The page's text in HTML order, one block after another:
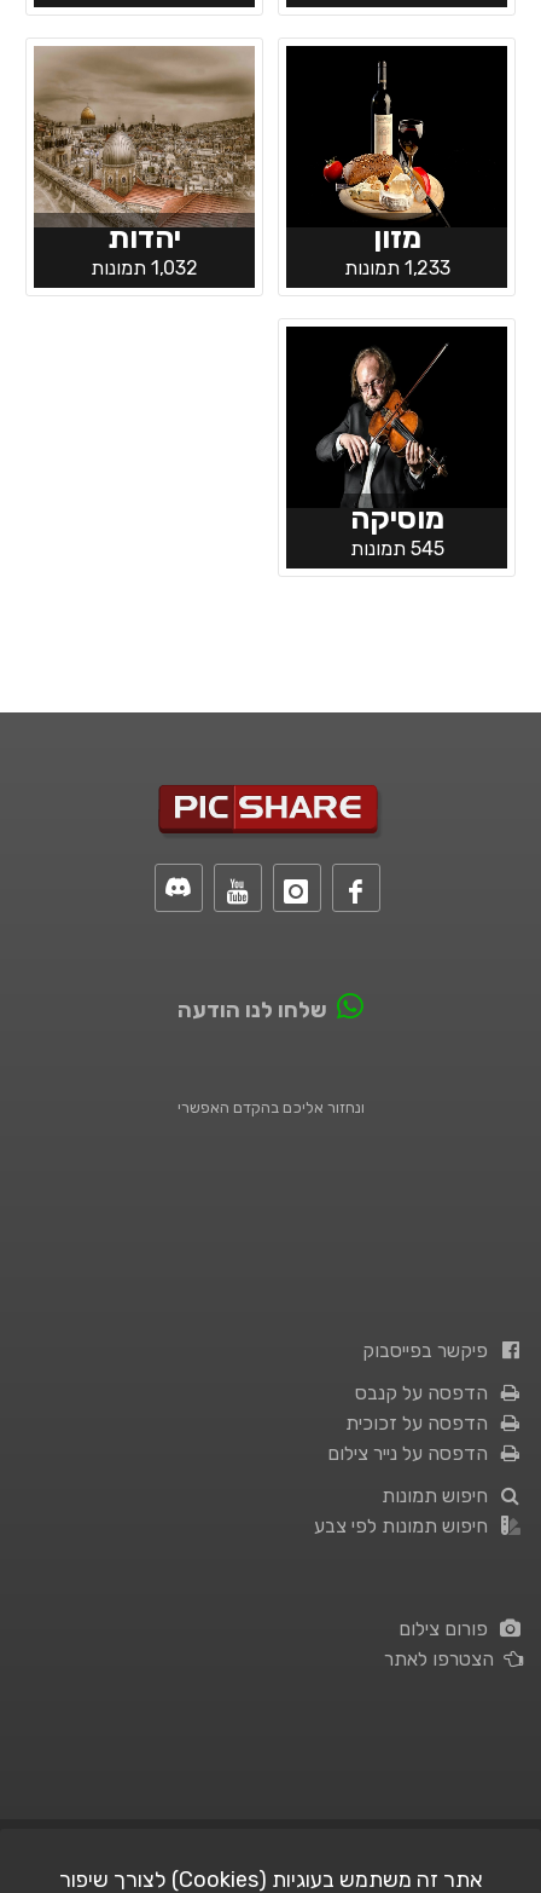
מזון
1,233 תמונות
יהדות
1,032 תמונות
מוסיקה
545 תמונות
שלחו לנו הודעה
ונחזור אליכם בהקדם האפשרי
פיקשר בפייסבוק
הדפסה על קנבס
הדפסה על זכוכית
הדפסה על נייר צילום
חיפוש תמונות
חיפוש תמונות לפי צבע
פורום צילום
הצטרפו לאתר
אתר זה משתמש בעוגיות (Cookies) לצורך שיפור